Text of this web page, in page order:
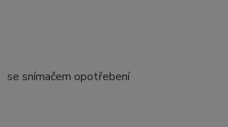
se snímačem opotřebení